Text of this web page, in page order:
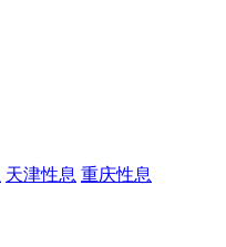
天津性息 重庆性息